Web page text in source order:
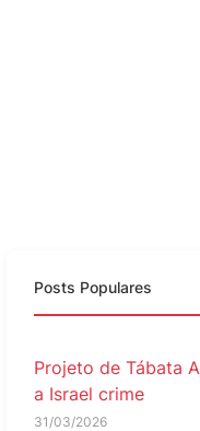
Posts Populares
Projeto de Tábata
a Israel crime
31/03/2026